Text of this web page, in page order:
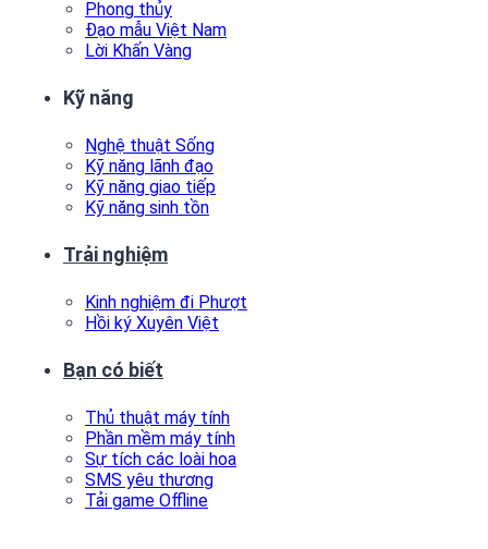
Phong thủy
Đạo mẫu Việt Nam
Lời Khấn Vàng
Kỹ năng
Nghệ thuật Sống
Kỹ năng lãnh đạo
Kỹ năng giao tiếp
Kỹ năng sinh tồn
Trải nghiệm
Kinh nghiệm đi Phượt
Hồi ký Xuyên Việt
Bạn có biết
Thủ thuật máy tính
Phần mềm máy tính
Sự tích các loài hoa
SMS yêu thương
Tải game Offline